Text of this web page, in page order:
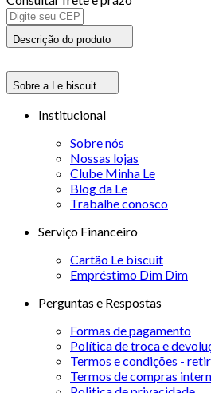
Descrição do produto
Sobre a Le biscuit
Institucional
Sobre nós
Nossas lojas
Clube Minha Le
Blog da Le
Trabalhe conosco
Serviço Financeiro
Cartão Le biscuit
Empréstimo Dim Dim
Perguntas e Respostas
Formas de pagamento
Política de troca e
Termos e condições -
Termos de compras